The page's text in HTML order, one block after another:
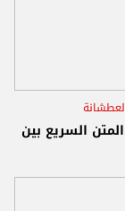
السريع بين